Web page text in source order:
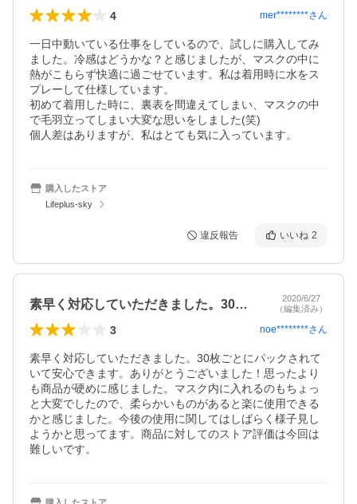
4 mer********さん
一日中動いている仕事をしているので、試しに購入してみ
ました。冷感はどうかな？と感じましたが、マスクの中に
熱がこもらず快適に過ごせています。私は着用時に水をス
プレーして仕様しています。
初めて着用した時に、裏表を間違えてしまい、マスクの中
で毛羽立ってしまい大変な思いをしました(笑)
個人差はありますが、私はとても気に入っています。
購入したストア
Lifeplus-sky
違反報告 いいね 2
素早く対応していただきました。30枚ご…
2020/6/27
（編集済み）
3 noe********さん
素早く対応していただきました。30枚ごとにパックされて
いて安心できます。ありがとうございました！思ったより
も商品が硬めに感じました。マスク内に入れるのもちょっ
と大変でしたので、柔らかいものがあると楽に使用できる
かと感じました。今後の使用に関してはしばらく様子見し
ようかと思ってます。商品に対してのストア評価は今回は
難しいです。
購入したストア